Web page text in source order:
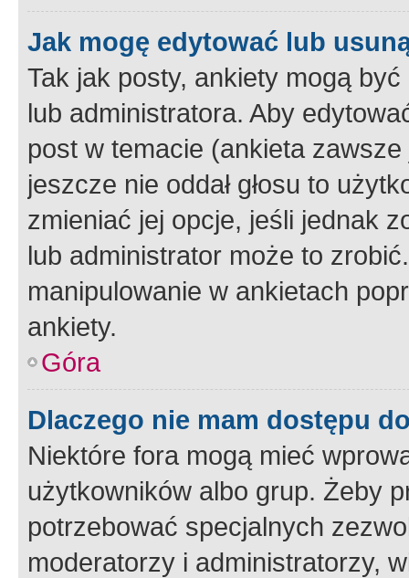
Jak mogę edytować lub
Tak jak posty, ankiety mogą
lub administratora. Aby
post w temacie (ankieta
jeszcze nie oddał głosu to
zmieniać jej opcje, jeśli jednak
lub administrator może to
manipulowanie w ankietach
ankiety.
Góra
Dlaczego nie mam dostępu
Niektóre fora mogą mieć
użytkowników albo grup. Żeby
potrzebować specjalnych
moderatorzy i administratorzy,